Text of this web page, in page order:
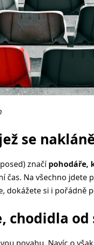
se
značípohodáře,
čas. Na všechno jdete
dokážete si i pořádně
chodidla od